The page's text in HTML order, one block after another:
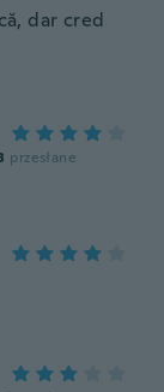
dar cred
przesłane